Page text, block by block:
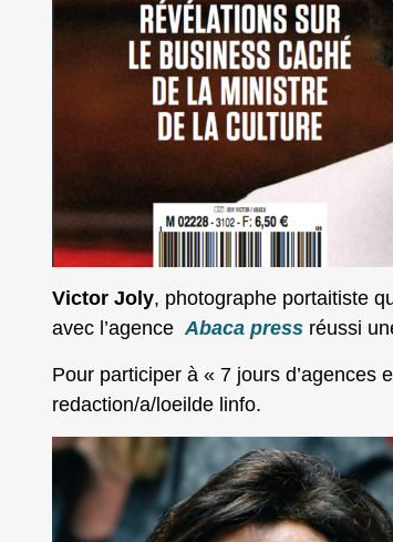
Victor Joly, photographe portaitiste
avec l’agence Abaca press réussi
Pour participer à « 7 jours d’agences
redaction/a/loeilde linfo.